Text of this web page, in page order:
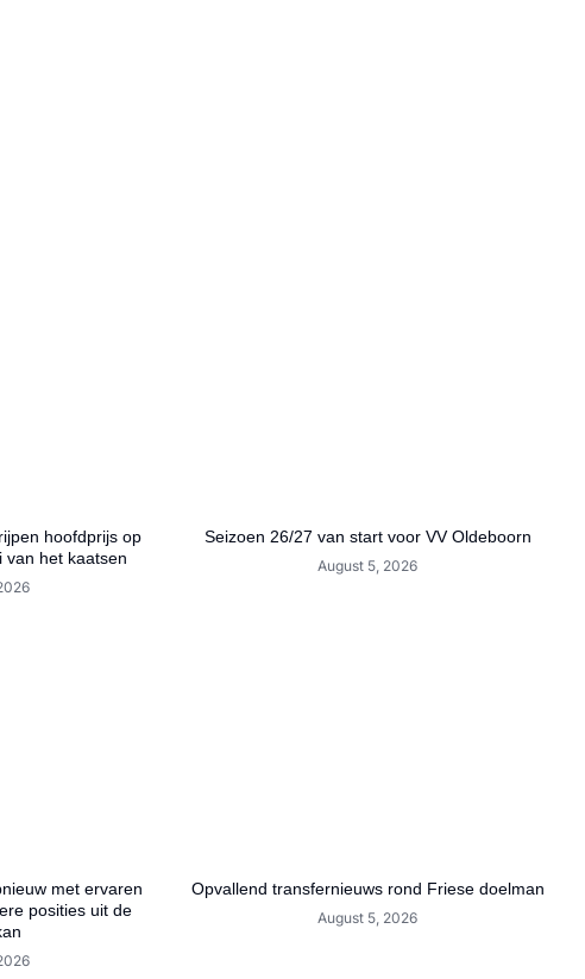
hoofdprijs op
van het kaatsen
Seizoen 26/27 van start voor VV Oldeboorn
August 5, 2026
met ervaren
posities uit de
Opvallend transfernieuws rond Friese doelman
August 5, 2026